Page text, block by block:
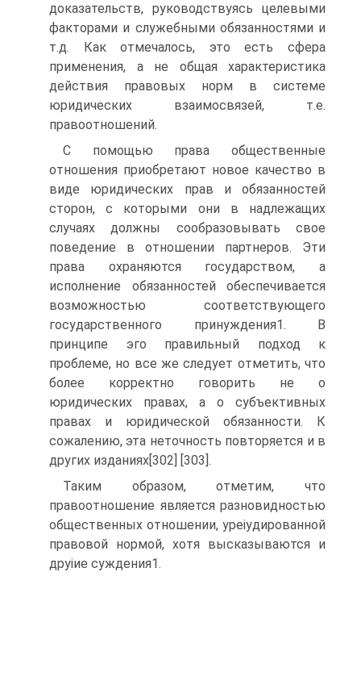
доказательств, руководствуясь целевыми
факторами и служебными обязанностями и
т.д. Как отмечалось, это есть сфера
применения, а не общая характеристика
действия правовых норм в системе
юридических взаимосвязей, т.е.
правоотношений.
С помощью права общественные
отношения приобретают новое качество в
виде юридических прав и обязанностей
сторон, с которыми они в надлежащих
случаях должны сообразовывать свое
поведение в отношении партнеров. Эти
права охраняются государством, а
исполнение обязанностей обеспечивается
возможностью соответствующего
государственного принуждения1. В
принципе эго правильный подход к
проблеме, но все же следует отметить, что
более корректно говорить не о
юридических правах, а о субъективных
правах и юридической обязанности. К
сожалению, эта неточность повторяется и в
других изданиях[302] [303].
Таким образом, отметим, что
правоотношение является разновидностью
общественных отношении, уреіудированной
правовой нормой, хотя высказываются и
друіие суждения1.